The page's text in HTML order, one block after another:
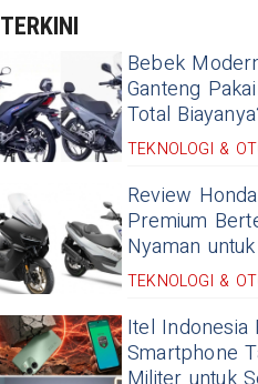
TERKINI
Bebek
Ganteng
Total
TEKNOLOGI &
Review
Premium
Nyaman
TEKNOLOGI &
Itel Indonesia
Smartphone